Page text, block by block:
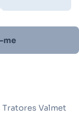
me
Tratores Valmet